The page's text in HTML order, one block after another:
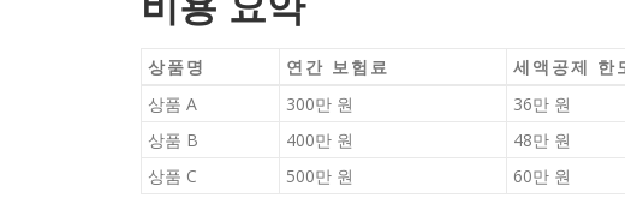
상품명 연간 보험료 세액공제 한
상품 A
300만 원 36만 원
상품 B
400만 원 48만 원
상품 C
500만 원 60만 원